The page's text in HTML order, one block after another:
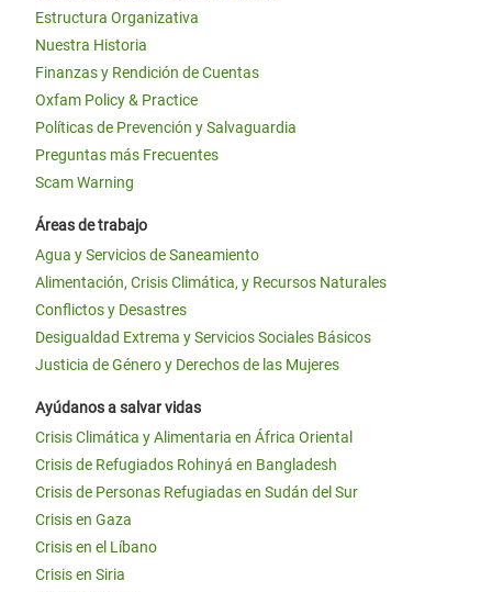
Estructura Organizativa
Nuestra Historia
Finanzas y Rendición de Cuentas
Oxfam Policy & Practice
Políticas de Prevención y Salvaguardia
Preguntas más Frecuentes
Scam Warning
Áreas de trabajo
Agua y Servicios de Saneamiento
Alimentación, Crisis Climática, y Recursos Naturales
Conflictos y Desastres
Desigualdad Extrema y Servicios Sociales Básicos
Justicia de Género y Derechos de las Mujeres
Ayúdanos a salvar vidas
Crisis Climática y Alimentaria en África Oriental
Crisis de Refugiados Rohinyá en Bangladesh
Crisis de Personas Refugiadas en Sudán del Sur
Crisis en Gaza
Crisis en el Líbano
Crisis en Siria